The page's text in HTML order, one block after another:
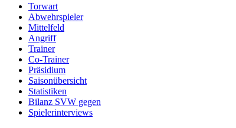
Torwart
Abwehrspieler
Mittelfeld
Angriff
Trainer
Co-Trainer
Präsidium
Saisonübersicht
Statistiken
Bilanz SVW gegen
Spielerinterviews